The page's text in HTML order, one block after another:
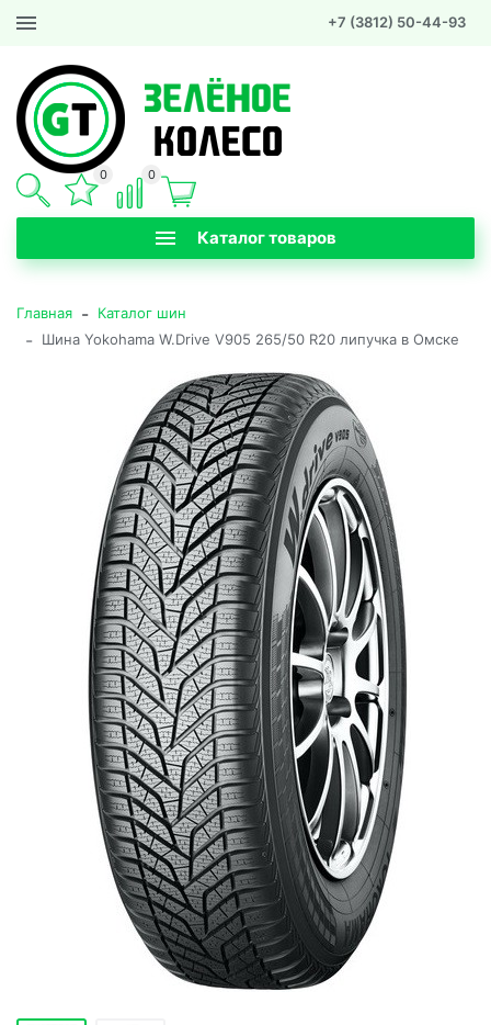
+7 (3812) 50-44-93
Каталог товаров
0 0
Главная - Каталог шин
- Шина Yokohama W.Drive V905 265/50 R20 липучка в Омске